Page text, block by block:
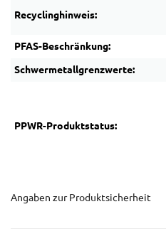
Recyclinghinweis:
PFAS-Beschränkung:
Schwermetallgrenzwerte:
PPWR-Produktstatus:
Angaben zur Produktsicherheit